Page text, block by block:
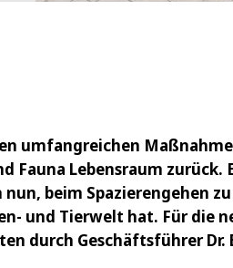
umfangreichen
Fauna Lebensraum
beim Spazierengehen
und Tierwelt hat. Für die
durch Geschäftsführer